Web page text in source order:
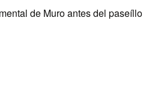
de Muro antes del paseíllo